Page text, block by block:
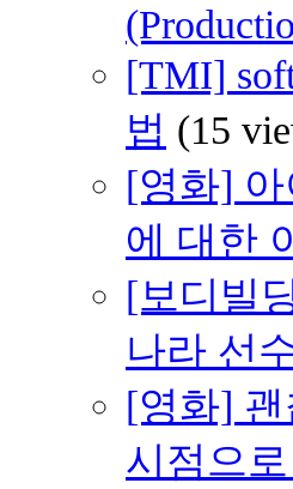
[TMI]
법 (15
[영화]
에 대한
[보디빌
나라 선
[영화] 괜
시점으